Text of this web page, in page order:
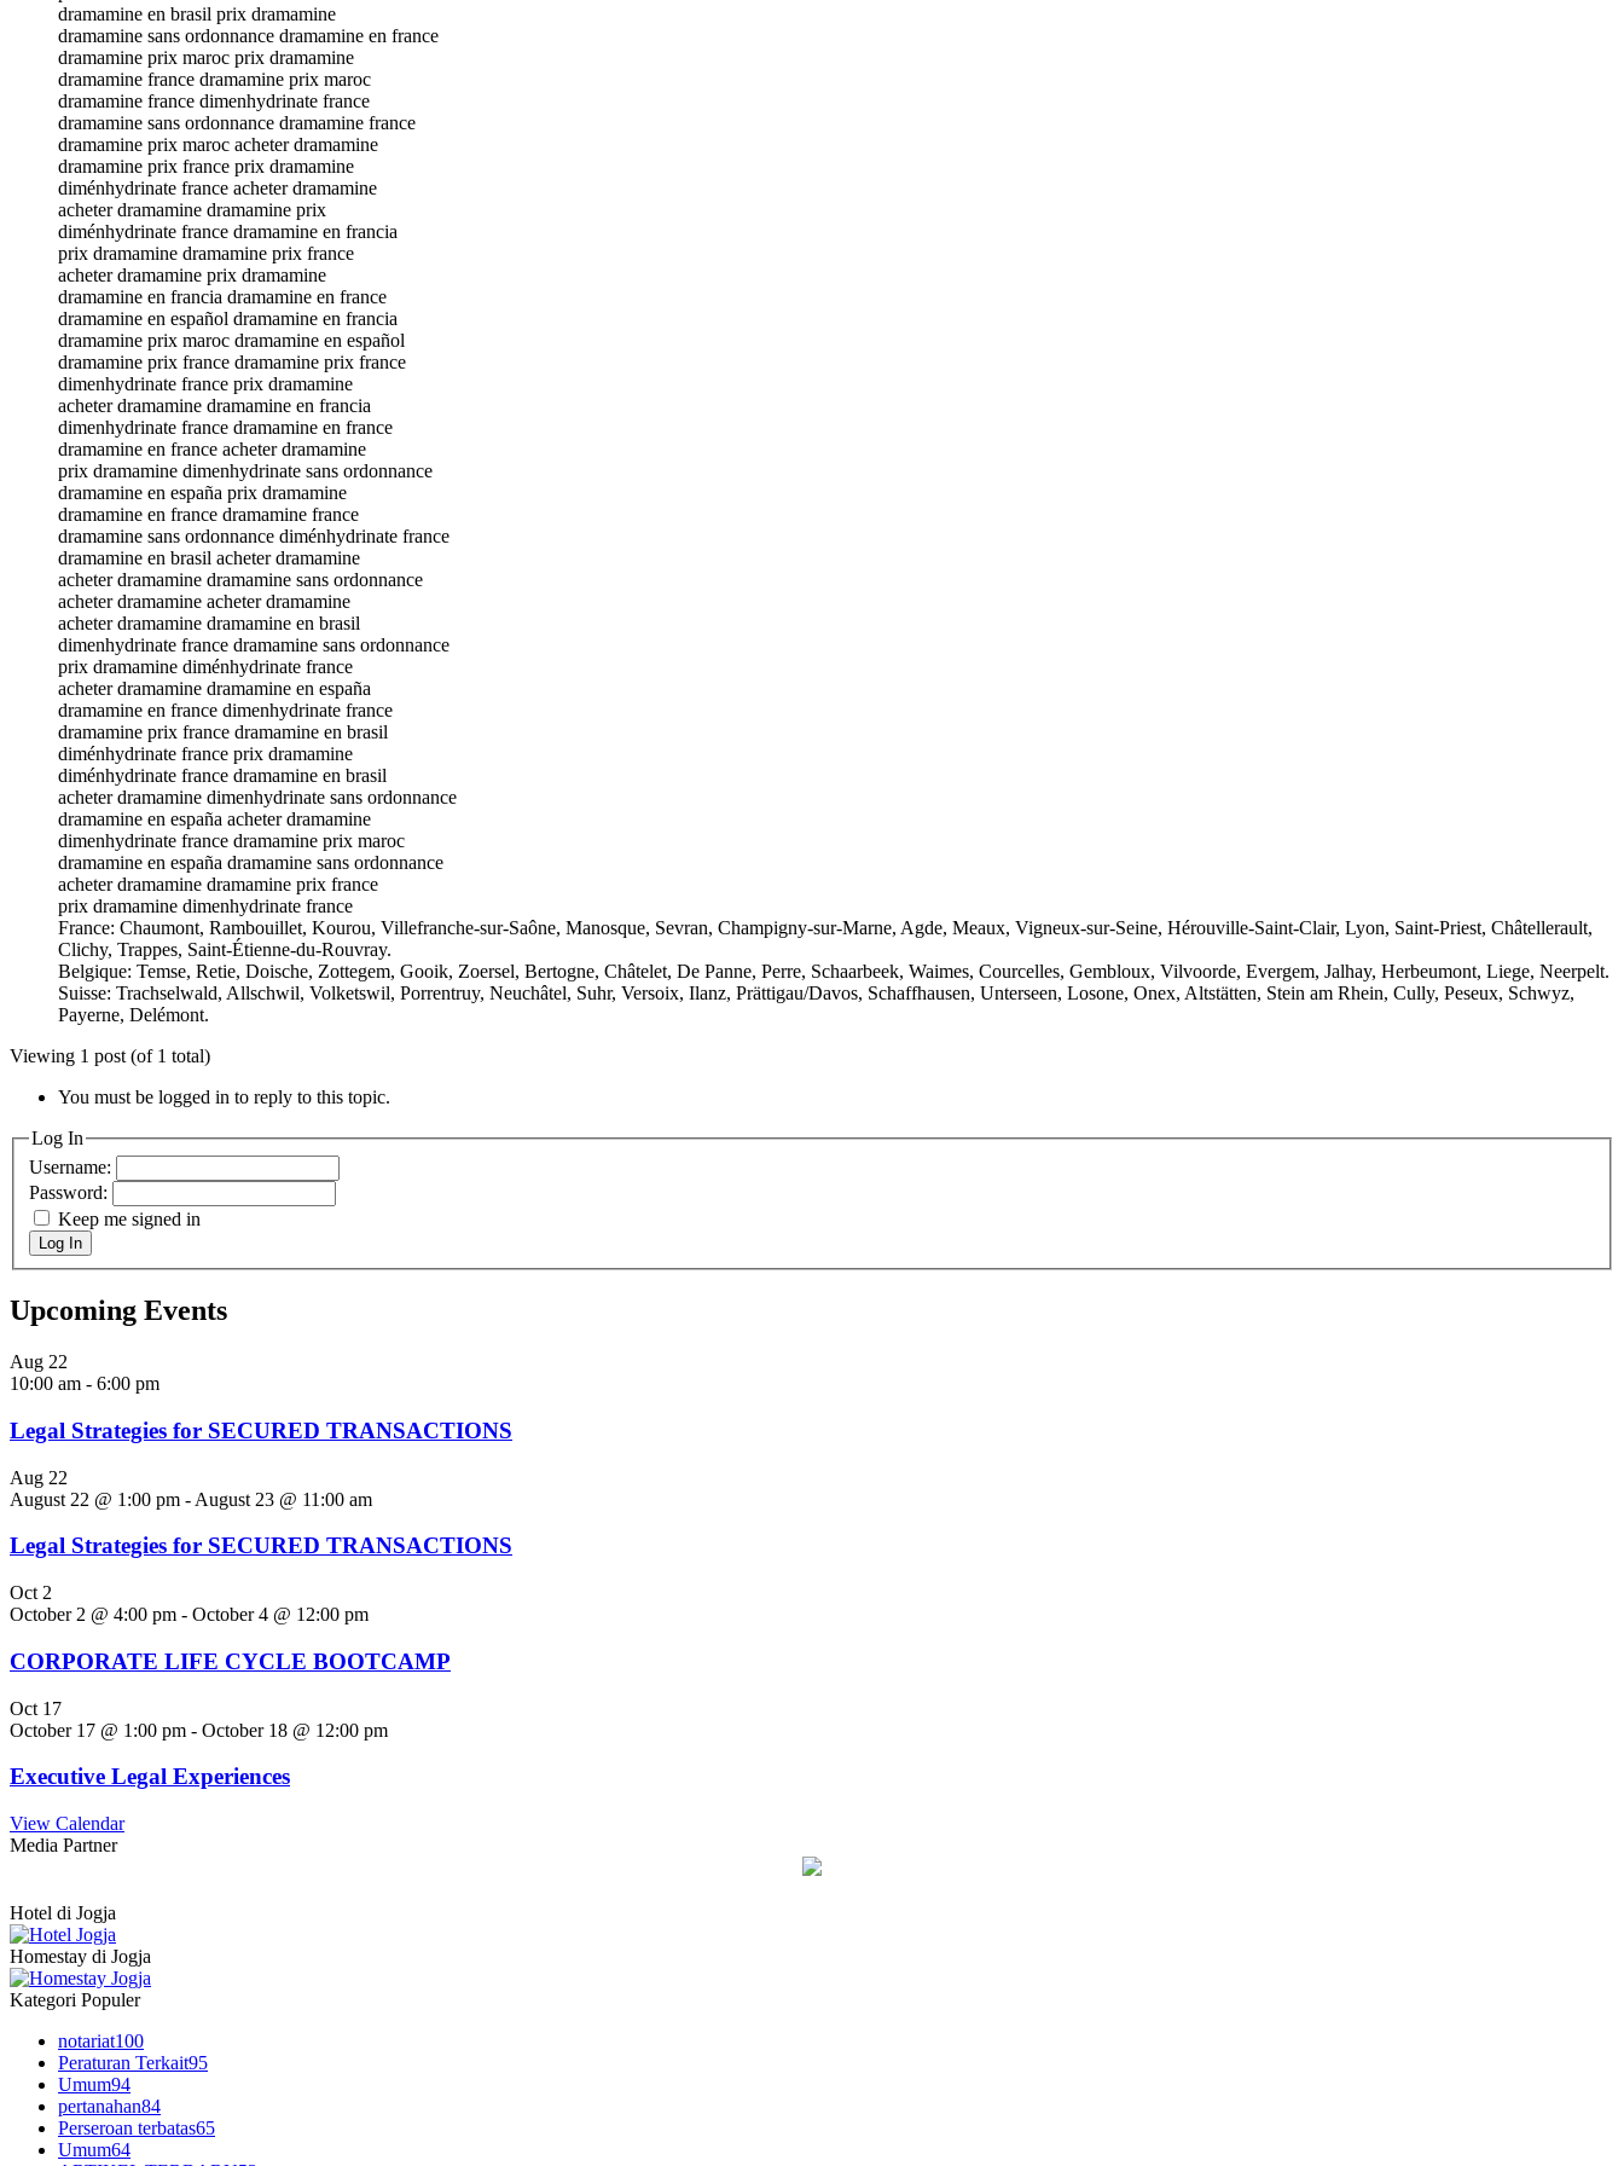
dramamine en brasil prix dramamine
dramamine sans ordonnance dramamine en france
dramamine prix maroc prix dramamine
dramamine france dramamine prix maroc
dramamine france dimenhydrinate france
dramamine sans ordonnance dramamine france
dramamine prix maroc acheter dramamine
dramamine prix france prix dramamine
diménhydrinate france acheter dramamine
acheter dramamine dramamine prix
diménhydrinate france dramamine en francia
prix dramamine dramamine prix france
acheter dramamine prix dramamine
dramamine en francia dramamine en france
dramamine en español dramamine en francia
dramamine prix maroc dramamine en español
dramamine prix france dramamine prix france
dimenhydrinate france prix dramamine
acheter dramamine dramamine en francia
dimenhydrinate france dramamine en france
dramamine en france acheter dramamine
prix dramamine dimenhydrinate sans ordonnance
dramamine en españa prix dramamine
dramamine en france dramamine france
dramamine sans ordonnance diménhydrinate france
dramamine en brasil acheter dramamine
acheter dramamine dramamine sans ordonnance
acheter dramamine acheter dramamine
acheter dramamine dramamine en brasil
dimenhydrinate france dramamine sans ordonnance
prix dramamine diménhydrinate france
acheter dramamine dramamine en españa
dramamine en france dimenhydrinate france
dramamine prix france dramamine en brasil
diménhydrinate france prix dramamine
diménhydrinate france dramamine en brasil
acheter dramamine dimenhydrinate sans ordonnance
dramamine en españa acheter dramamine
dimenhydrinate france dramamine prix maroc
dramamine en españa dramamine sans ordonnance
acheter dramamine dramamine prix france
prix dramamine dimenhydrinate france
France: Chaumont, Rambouillet, Kourou, Villefranche-sur-Saône, Manosque, Sevran, Champigny-sur-Marne, Agde, Meaux, Vigneux-sur-Seine, Hérouville-Saint-Clair, Lyon, Saint-Priest, Châtellerault,
Clichy, Trappes, Saint-Étienne-du-Rouvray.
Belgique: Temse, Retie, Doische, Zottegem, Gooik, Zoersel, Bertogne, Châtelet, De Panne, Perre, Schaarbeek, Waimes, Courcelles, Gembloux, Vilvoorde, Evergem, Jalhay, Herbeumont, Liege, Neerpelt.
Suisse: Trachselwald, Allschwil, Volketswil, Porrentruy, Neuchâtel, Suhr, Versoix, Ilanz, Prättigau/Davos, Schaffhausen, Unterseen, Losone, Onex, Altstätten, Stein am Rhein, Cully, Peseux, Schwyz,
Payerne, Delémont.
Viewing 1 post (of 1 total)
You must be logged in to reply to this topic.
Log In
Username:
Password:
Keep me signed in
Log In
Upcoming Events
Aug 22
10:00 am - 6:00 pm
Legal Strategies for SECURED TRANSACTIONS
Aug 22
August 22 @ 1:00 pm - August 23 @ 11:00 am
Legal Strategies for SECURED TRANSACTIONS
Oct 2
October 2 @ 4:00 pm - October 4 @ 12:00 pm
CORPORATE LIFE CYCLE BOOTCAMP
Oct 17
October 17 @ 1:00 pm - October 18 @ 12:00 pm
Executive Legal Experiences
View Calendar
Media Partner
Hotel di Jogja
Homestay di Jogja
Kategori Populer
notariat100
Peraturan Terkait95
Umum94
pertanahan84
Perseroan terbatas65
Umum64